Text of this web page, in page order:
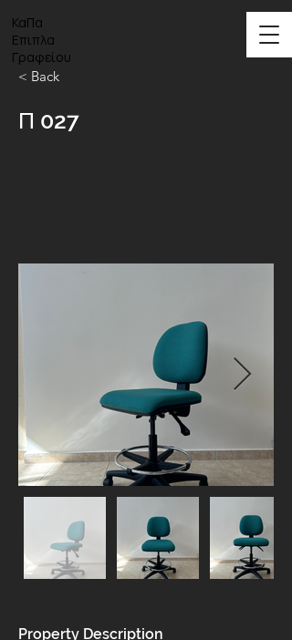
ΚαΠα
Επιπλα
Γραφείου
< Back
Π 027
Property Description